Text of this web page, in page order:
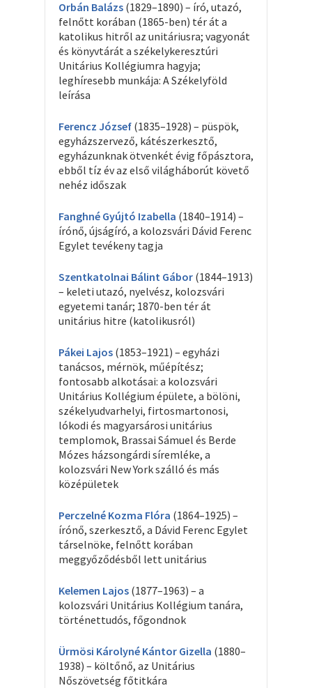
Orbán Balázs (1829–1890) – író, utazó,
felnőtt korában (1865-ben) tér át a
katolikus hitről az unitáriusra; vagyonát
és könyvtárát a székelykeresztúri
Unitárius Kollégiumra hagyja;
leghíresebb munkája: A Székelyföld
leírása
Ferencz József (1835–1928) – püspök,
egyházszervező, kátészerkesztő,
egyházunknak ötvenkét évig főpásztora,
ebből tíz év az első világháborút követő
nehéz időszak
Fanghné Gyújtó Izabella (1840–1914) –
írónő, újságíró, a kolozsvári Dávid Ferenc
Egylet tevékeny tagja
Szentkatolnai Bálint Gábor (1844–1913)
– keleti utazó, nyelvész, kolozsvári
egyetemi tanár; 1870-ben tér át
unitárius hitre (katolikusról)
Pákei Lajos (1853–1921) – egyházi
tanácsos, mérnök, műépítész;
fontosabb alkotásai: a kolozsvári
Unitárius Kollégium épülete, a bölöni,
székelyudvarhelyi, firtosmartonosi,
lókodi és magyarsárosi unitárius
templomok, Brassai Sámuel és Berde
Mózes házsongárdi síremléke, a
kolozsvári New York szálló és más
középületek
Perczelné Kozma Flóra (1864–1925) –
írónő, szerkesztő, a Dávid Ferenc Egylet
társelnöke, felnőtt korában
meggyőződésből lett unitárius
Kelemen Lajos (1877–1963) – a
kolozsvári Unitárius Kollégium tanára,
történettudós, főgondnok
Ürmösi Károlyné Kántor Gizella (1880–
1938) – költőnő, az Unitárius
Nőszövetség főtitkára